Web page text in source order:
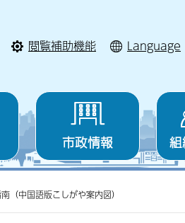
閲覧補助機能 Language
市政情報
（中国語版こしがや案内図）